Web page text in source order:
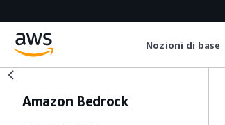
Nozioni di base
Amazon Bedrock